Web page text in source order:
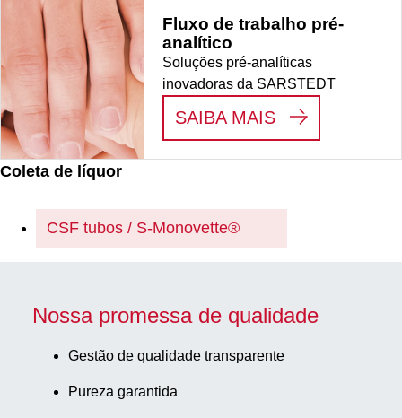
Coleta de líquor
CSF tubos / S-Monovette®
Fluxo de trabalho pré-
analítico
Soluções pré-analíticas
inovadoras da SARSTEDT
SAIBA MAIS: FLUXO DE
Nossa promessa de qualidade
Gestão de qualidade transparente
Pureza garantida